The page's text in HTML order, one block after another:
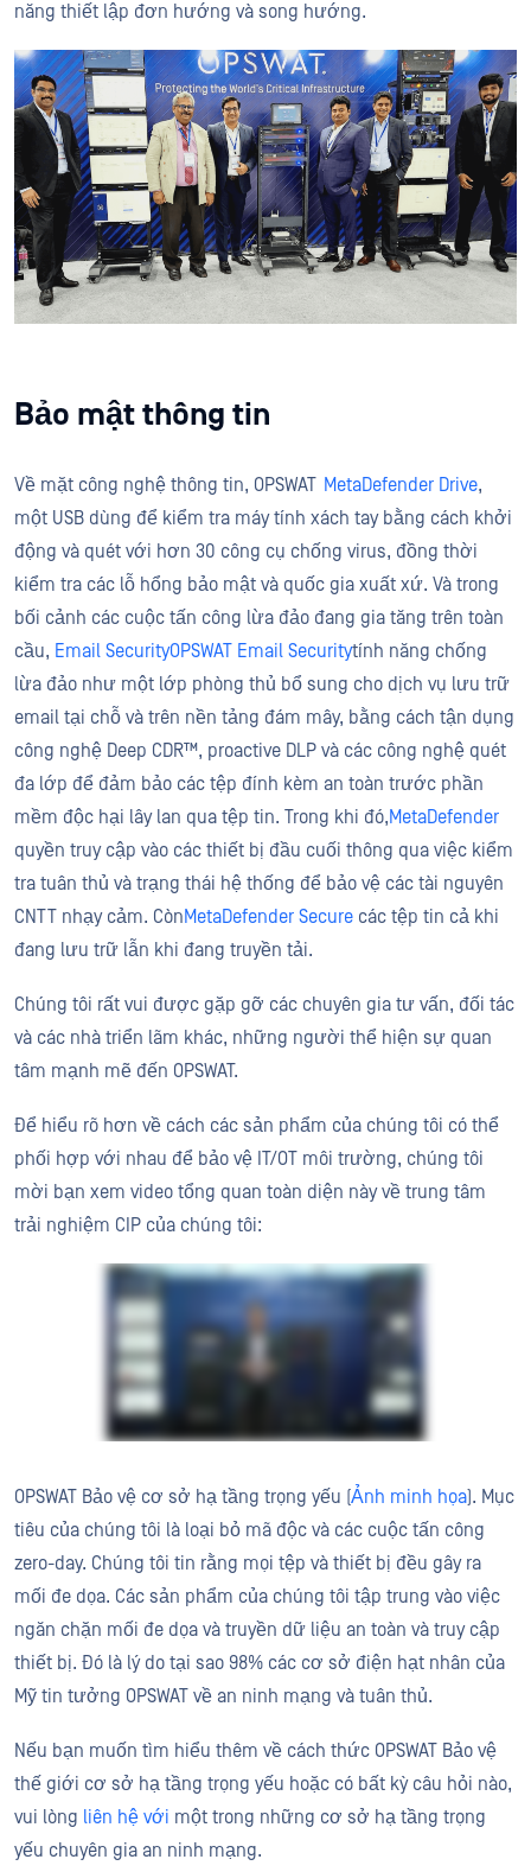
năng thiết lập đơn hướng và song hướng.
Bảo mật thông tin
Về mặt công nghệ thông tin, OPSWAT MetaDefender Drive,
một USB dùng để kiểm tra máy tính xách tay bằng cách khởi
động và quét với hơn 30 công cụ chống virus, đồng thời
kiểm tra các lỗ hổng bảo mật và quốc gia xuất xứ. Và trong
bối cảnh các cuộc tấn công lừa đảo đang gia tăng trên toàn
cầu, Email SecurityOPSWAT Email Securitytính năng chống
lừa đảo như một lớp phòng thủ bổ sung cho dịch vụ lưu trữ
email tại chỗ và trên nền tảng đám mây, bằng cách tận dụng
công nghệ Deep CDR™, proactive DLP và các công nghệ quét
đa lớp để đảm bảo các tệp đính kèm an toàn trước phần
mềm độc hại lây lan qua tệp tin. Trong khi đó,MetaDefender
quyền truy cập vào các thiết bị đầu cuối thông qua việc kiểm
tra tuân thủ và trạng thái hệ thống để bảo vệ các tài nguyên
CNTT nhạy cảm. CònMetaDefender Secure các tệp tin cả khi
đang lưu trữ lẫn khi đang truyền tải.
Chúng tôi rất vui được gặp gỡ các chuyên gia tư vấn, đối tác
và các nhà triển lãm khác, những người thể hiện sự quan
tâm mạnh mẽ đến OPSWAT.
Để hiểu rõ hơn về cách các sản phẩm của chúng tôi có thể
phối hợp với nhau để bảo vệ IT/OT môi trường, chúng tôi
mời bạn xem video tổng quan toàn diện này về trung tâm
trải nghiệm CIP của chúng tôi:
OPSWAT Bảo vệ cơ sở hạ tầng trọng yếu (Ảnh minh họa). Mục
tiêu của chúng tôi là loại bỏ mã độc và các cuộc tấn công
zero-day. Chúng tôi tin rằng mọi tệp và thiết bị đều gây ra
mối đe dọa. Các sản phẩm của chúng tôi tập trung vào việc
ngăn chặn mối đe dọa và truyền dữ liệu an toàn và truy cập
thiết bị. Đó là lý do tại sao 98% các cơ sở điện hạt nhân của
Mỹ tin tưởng OPSWAT về an ninh mạng và tuân thủ.
Nếu bạn muốn tìm hiểu thêm về cách thức OPSWAT Bảo vệ
thế giới cơ sở hạ tầng trọng yếu hoặc có bất kỳ câu hỏi nào,
vui lòng liên hệ với một trong những cơ sở hạ tầng trọng
yếu chuyên gia an ninh mạng.